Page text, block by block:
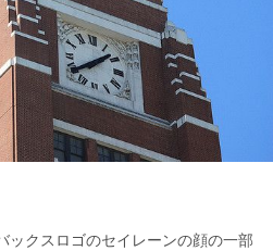
ックスロゴのセイレーンの顔の一部